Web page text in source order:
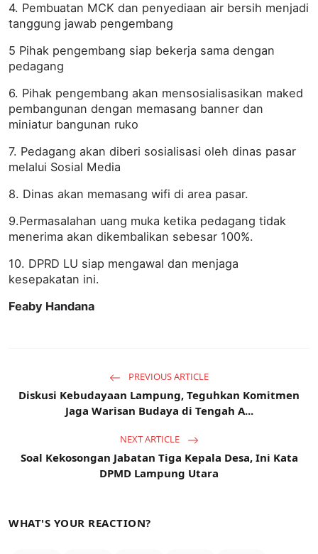
4. Pembuatan MCK dan penyediaan air bersih menjadi
tanggung jawab pengembang
5 Pihak pengembang siap bekerja sama dengan
pedagang
6. Pihak pengembang akan mensosialisasikan maked
pembangunan dengan memasang banner dan
miniatur bangunan ruko
7. Pedagang akan diberi sosialisasi oleh dinas pasar
melalui Sosial Media
8. Dinas akan memasang wifi di area pasar.
9.Permasalahan uang muka ketika pedagang tidak
menerima akan dikembalikan sebesar 100%.
10. DPRD LU siap mengawal dan menjaga
kesepakatan ini.
Feaby Handana
PREVIOUS ARTICLE
Diskusi Kebudayaan Lampung, Teguhkan Komitmen
Jaga Warisan Budaya di Tengah A...
NEXT ARTICLE
Soal Kekosongan Jabatan Tiga Kepala Desa, Ini Kata
DPMD Lampung Utara
WHAT'S YOUR REACTION?